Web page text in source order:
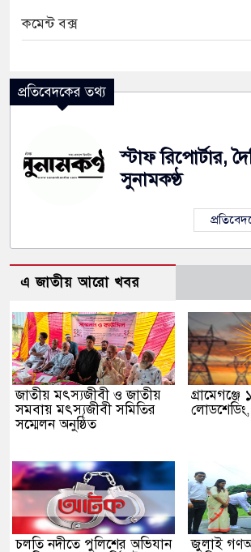
কমেন্ট বক্স
প্রতিবেদকের তথ্য
স্টাফ রিপোর্টার,
সুনামকণ্ঠ
এ জাতীয় আরো খবর
জাতীয় মৎস্যজীবী ও জাতীয়
সমবায় মৎস্যজীবী সমিতির
সম্মেলন অনুষ্ঠিত
গ্রামেগঞ্জে
লোডশেডিং,
চলতি নদীতে পুলিশের অভিযান
জুলাই